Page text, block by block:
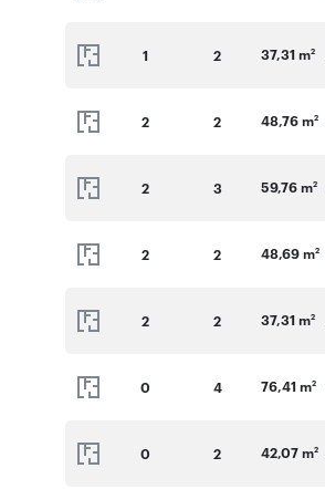
1 2 37,31 m2
2 2 48,76 m2
2 3 59,76 m2
2 2 48,69 m2
2 2 37,31 m2
0 4 76,41 m2
0 2 42,07 m2